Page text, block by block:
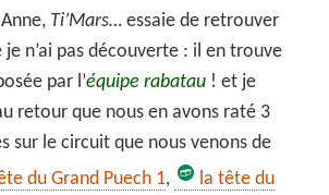
Ti’Mars…essaie de retrouver
je n’ai pas découverte : il en trouve
par l’équipe rabatau ! et je
retour que nous en avons raté 3
sur le circuit que nous venons de
du Grand Puech 1,
la tête du